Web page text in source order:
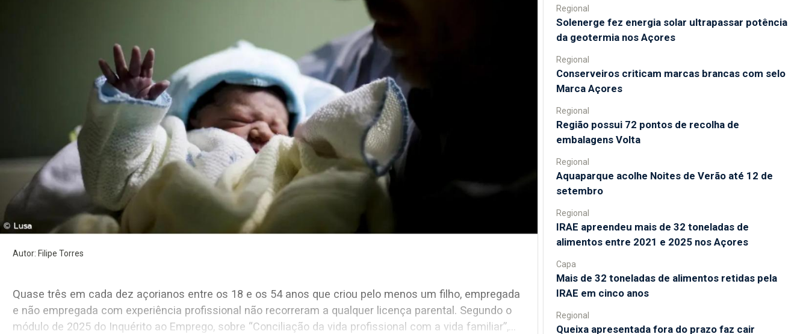
Autor: Filipe Torres
Quase três em cada dez açorianos entre os 18 e os 54 anos que criou pelo menos um filho, empregada
e não empregada com experiência profissional não recorreram a qualquer licença parental. Segundo o
módulo de 2025 do Inquérito ao Emprego, sobre “Conciliação da vida profissional com a vida familiar”,
Regional
Solenerge fez energia solar ultrapassar potência
da geotermia nos Açores
Regional
Conserveiros criticam marcas brancas com selo
Marca Açores
Regional
Região possui 72 pontos de recolha de
embalagens Volta
Regional
Aquaparque acolhe Noites de Verão até 12 de
setembro
Regional
IRAE apreendeu mais de 32 toneladas de
alimentos entre 2021 e 2025 nos Açores
Capa
Mais de 32 toneladas de alimentos retidas pela
IRAE em cinco anos
Regional
Queixa apresentada fora do prazo faz cair